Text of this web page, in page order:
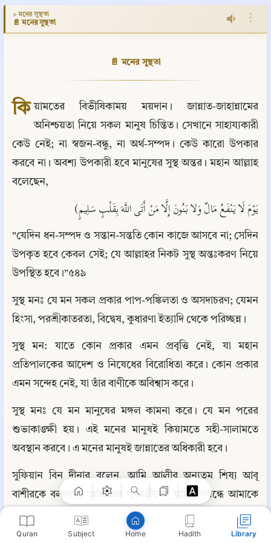
Quran Subject Home Hadith Library
> মনের সুস্থতা
📄 মনের সুস্থতা ⋮
📄 মনের সুস্থতা
কি য়ামতের বিভীষিকাময় ময়দান। জান্নাত-জাহান্নামের
অনিশ্চয়তা নিয়ে সকল মানুষ চিন্তিত। সেখানে সাহায্যকারী
কেউ নেই; না স্বজন-বন্ধু, না অর্থ-সম্পদ। কেউ কারো উপকার
করবে না। অবশ্য উপকারী হবে মানুষের সুস্থ অন্তর। মহান আল্লাহ
বলেছেন,
يَوْمَ لَا يَنْفَعُ مَالٌ وَلا بَنُونَ إِلَّا مَنْ أَتَى اللَّهَ بِقَلْبٍ سَلِيمٍ)
"যেদিন ধন-সম্পদ ও সন্তান-সন্ততি কোন কাজে আসবে না; সেদিন
উপকৃত হবে কেবল সেই; যে আল্লাহর নিকট সুস্থ অন্তঃকরণ নিয়ে
উপস্থিত হবে।”৫৪৯
সুস্থ মনঃ যে মন সকল প্রকার পাপ-পঙ্কিলতা ও অসদাচরণ; যেমন
হিংসা, পরশ্রীকাতরতা, বিদ্বেষ, কুধারণা ইত্যাদি থেকে পরিচ্ছন্ন।
সুস্থ মন: যাতে কোন প্রকার এমন প্রবৃত্তি নেই, যা মহান
প্রতিপালকের আদেশ ও নিষেধের বিরোধিতা করে। কোন প্রকার
এমন সন্দেহ নেই, যা তাঁর বাণীকে অবিশ্বাস করে।
সুস্থ মনঃ যে মন মানুষের মঙ্গল কামনা করে। যে মন পরের
শুভাকাঙ্ক্ষী হয়। এই মনের মানুষই কিয়ামতে সহী-সালামতে
অবস্থান করবে। এ মনের মানুষই জান্নাতের অধিকারী হবে।
সুফিয়ান বিন দীনার বলেন, আমি আলীর অন্যতম শিষ্য আবূ
বাশীরকে বললাম, 'আমাদের পূর্ববর্তীদের আমল সম্বন্ধে আমাকে
কিছু বলুন।' তিনি বললেন, 'তাঁরা সামান্য আমল করতেন, কিন্তু
অসামান্য সওয়াব অর্জন করতেন।' আমি বললাম, 'তা কী কারণে?'
Copy